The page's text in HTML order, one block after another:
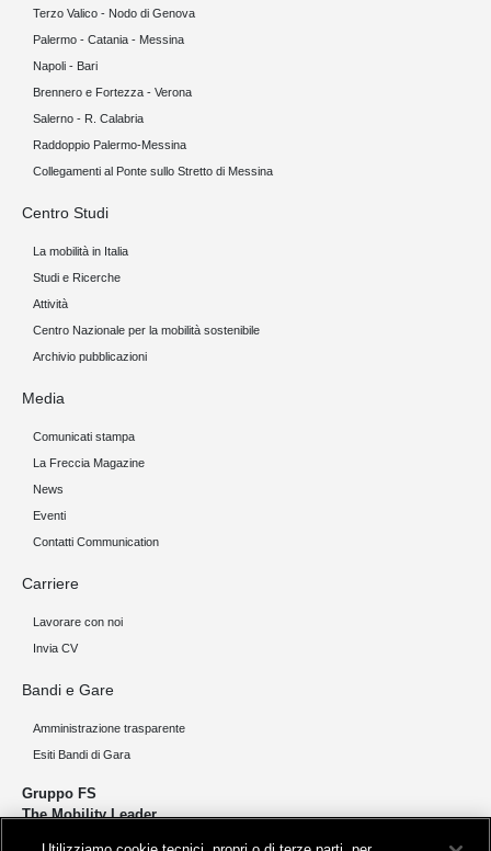
Terzo Valico - Nodo di Genova
Palermo - Catania - Messina
Napoli - Bari
Brennero e Fortezza - Verona
Salerno - R. Calabria
Raddoppio Palermo-Messina
Collegamenti al Ponte sullo Stretto di Messina
Centro Studi
La mobilità in Italia
Studi e Ricerche
Attività
Centro Nazionale per la mobilità sostenibile
Archivio pubblicazioni
Media
Comunicati stampa
La Freccia Magazine
News
Eventi
Contatti Communication
Carriere
Lavorare con noi
Invia CV
Bandi e Gare
Amministrazione trasparente
Esiti Bandi di Gara
Gruppo FS
The Mobility Leader